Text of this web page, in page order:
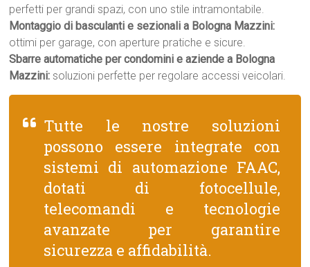
perfetti per grandi spazi, con uno stile intramontabile.
Montaggio di basculanti e sezionali a Bologna Mazzini:
ottimi per garage, con aperture pratiche e sicure.
Sbarre automatiche per condomini e aziende a Bologna
Mazzini: soluzioni perfette per regolare accessi veicolari.
Tutte le nostre soluzioni
possono essere integrate con
sistemi di automazione FAAC,
dotati di fotocellule,
telecomandi e tecnologie
avanzate per garantire
sicurezza e affidabilità.